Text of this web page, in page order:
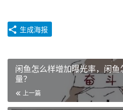
生成海报
闲鱼怎么样增加曝光率，闲
量？
上一篇